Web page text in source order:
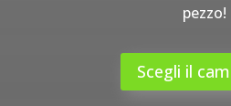
pezzo!
Scegli il